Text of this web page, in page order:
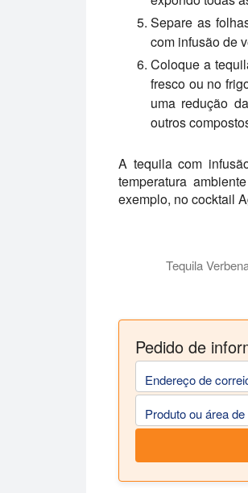
Separe as
com infusão de
Coloque a
fresco ou no
uma redução
outros
A tequila com
temperatura
exemplo, no cocktail
Tequila
Pedido de
Endereço de
Produto ou área